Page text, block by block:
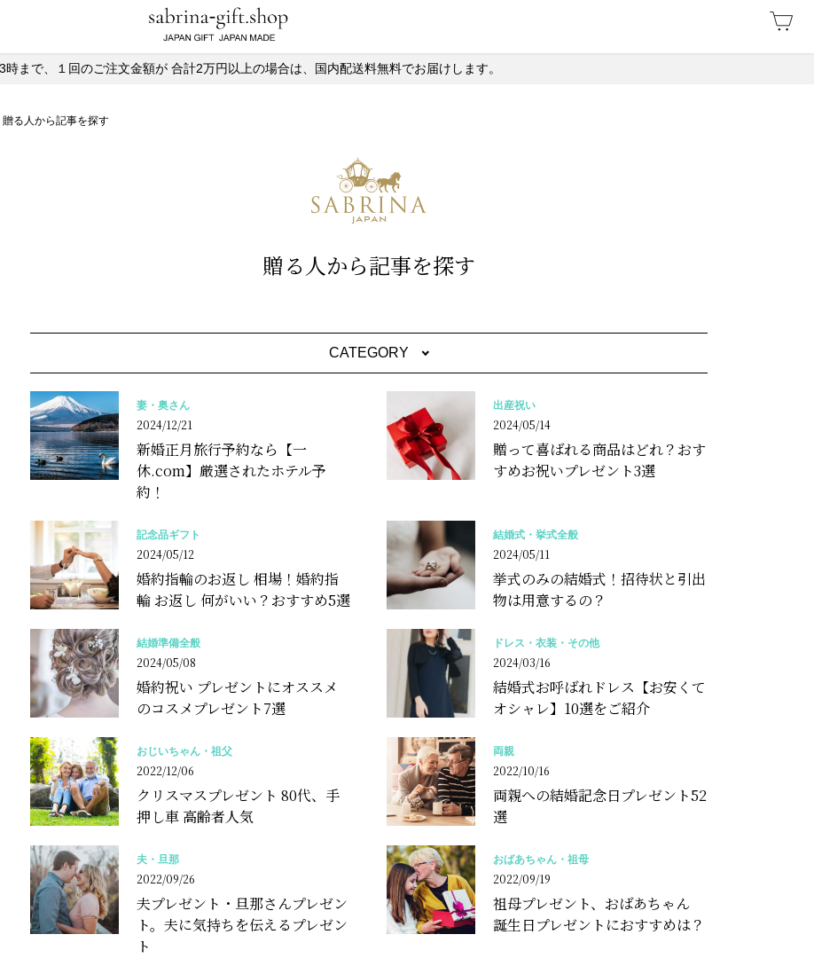
時まで、１回のご注文金額が 合計2万円以上の場合は、国内配送料無料でお届けします。
贈る人から記事を探す
贈る人から記事を探す
CATEGORY
妻・奥さん
2024/12/21
新婚正月旅行予約なら【一
休.com】厳選されたホテル予
約！
出産祝い
2024/05/14
贈って喜ばれる商品はどれ？おす
すめお祝いプレゼント3選
記念品ギフト
2024/05/12
婚約指輪のお返し 相場！婚約指
輪 お返し 何がいい？おすすめ5選
結婚式・挙式全般
2024/05/11
挙式のみの結婚式！招待状と引出
物は用意するの？
結婚準備全般
2024/05/08
婚約祝い プレゼントにオススメ
のコスメプレゼント7選
ドレス・衣装・その他
2024/03/16
結婚式お呼ばれドレス【お安くて
オシャレ】10選をご紹介
おじいちゃん・祖父
2022/12/06
クリスマスプレゼント 80代、手
押し車 高齢者人気
両親
2022/10/16
両親への結婚記念日プレゼント52
選
夫・旦那
2022/09/26
夫プレゼント・旦那さんプレゼン
ト。夫に気持ちを伝えるプレゼン
ト
おばあちゃん・祖母
2022/09/19
祖母プレゼント、おばあちゃん
誕生日プレゼントにおすすめは？